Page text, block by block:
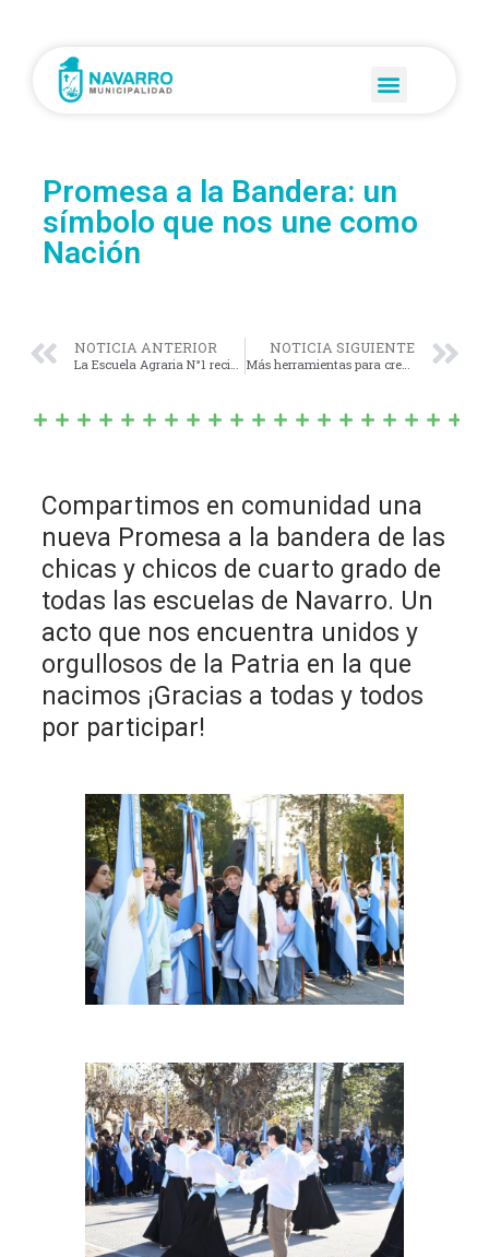
Promesa a la Bandera: un
símbolo que nos une como
Nación
NOTICIA ANTERIOR
La Escuela Agraria N°1 recibió el premio al mejor dulce de leche
NOTICIA SIGUIENTE
Más herramientas para crecer: Nuevos egresados del Curso de Camarero Profesional en Navarro
Compartimos en comunidad una
nueva Promesa a la bandera de las
chicas y chicos de cuarto grado de
todas las escuelas de Navarro. Un
acto que nos encuentra unidos y
orgullosos de la Patria en la que
nacimos ¡Gracias a todas y todos
por participar!